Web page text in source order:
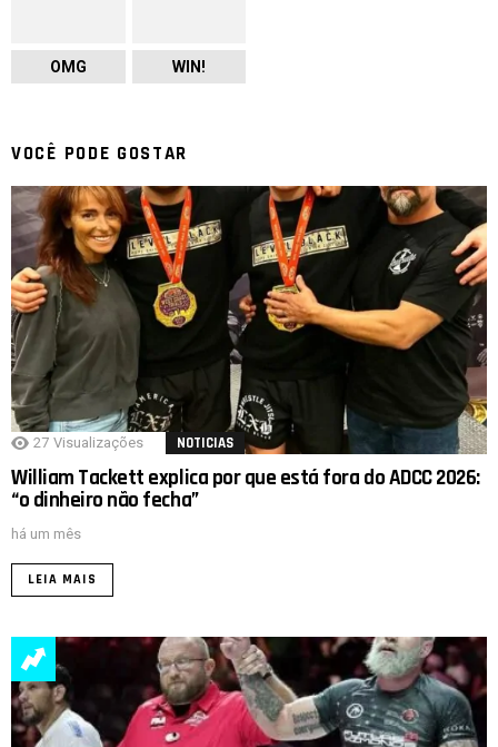
OMG WIN!
VOCÊ PODE GOSTAR
27 Visualizações NOTICIAS
William Tackett explica por que está fora do ADCC 2026:
“o dinheiro não fecha”
há um mês
LEIA MAIS